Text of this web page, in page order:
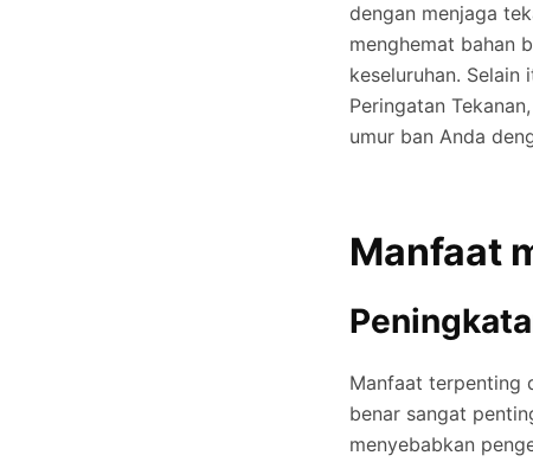
dengan menjaga
menghemat bahan
keseluruhan. Selain
Peringatan
umur ban Anda
Manfaat
Manfaat terpenting
benar sangat
menyebabkan